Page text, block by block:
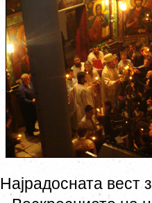
Најрадосната вест